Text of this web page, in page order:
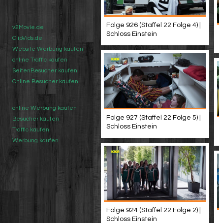
v2Movie.de
ClipVids.de
Website Werbung kaufen
online Traffic kaufen
SeitenBesucher kaufen
Online Besucher kaufen
online Werbung kaufen
Besucher kaufen
Traffic kaufen
Werbung kaufen
Folge 926 (Staffel 22 Folge 4) |
Schloss Einstein
Folge 927 (Staffel 22 Folge 5) |
Schloss Einstein
Folge 924 (Staffel 22 Folge 2) |
Schloss Einstein